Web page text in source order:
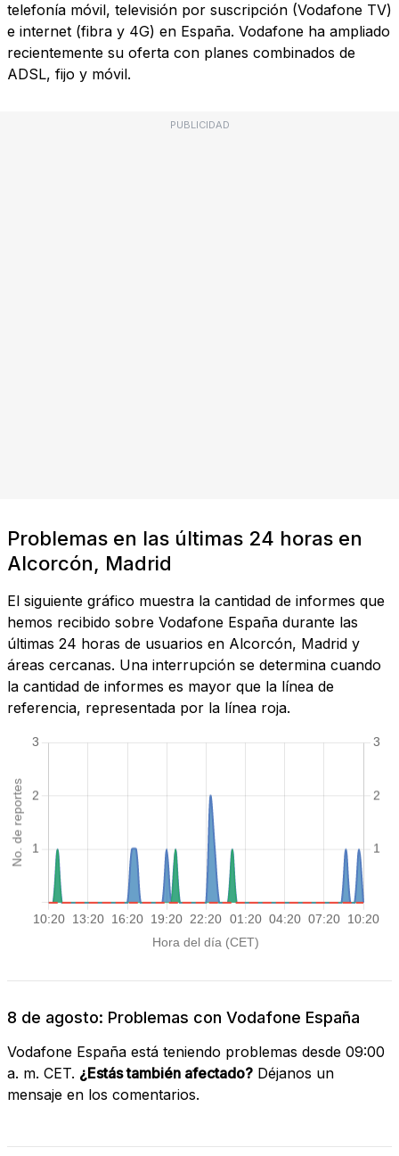
telefonía móvil, televisión por suscripción (Vodafone TV)
e internet (fibra y 4G) en España. Vodafone ha ampliado
recientemente su oferta con planes combinados de
ADSL, fijo y móvil.
PUBLICIDAD
Problemas en las últimas 24 horas en
Alcorcón, Madrid
El siguiente gráfico muestra la cantidad de informes que
hemos recibido sobre Vodafone España durante las
últimas 24 horas de usuarios en Alcorcón, Madrid y
áreas cercanas. Una interrupción se determina cuando
la cantidad de informes es mayor que la línea de
referencia, representada por la línea roja.
8 de agosto: Problemas con Vodafone España
Vodafone España está teniendo problemas desde 09:00
a. m. CET. ¿Estás también afectado? Déjanos un
mensaje en los comentarios.